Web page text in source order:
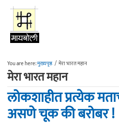
Skip to main content
You are here:मुख्यपृष्ठ / मेरा भारत महान
मेरा भारत महान
लोकशाहीत प्रत्येक
असणे चूक की बरोबर !